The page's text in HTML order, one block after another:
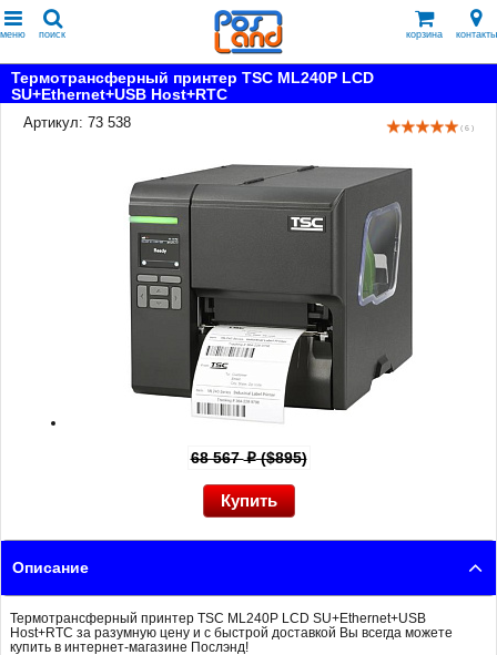
меню поиск корзина контакты
Термотрансферный принтер TSC ML240P LCD
SU+Ethernet+USB Host+RTC
Артикул: 73 538
( 6 )
68 567p($895)
Описание
Термотрансферный принтер TSC ML240P LCD SU+Ethernet+USB
Host+RTC за разумную цену и с быстрой доставкой Вы всегда можете
купить в интернет-магазине Послэнд!